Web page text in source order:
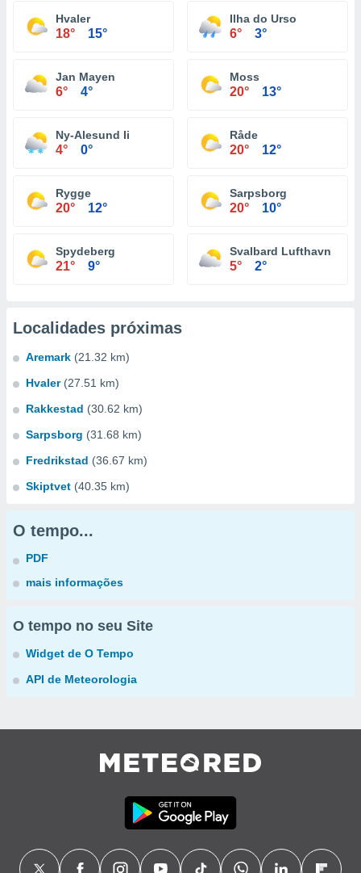
Hvaler
18° 15°
Ilha do Urso
6° 3°
Jan Mayen
6° 4°
Moss
20° 13°
Ny-Alesund Ii
4° 0°
Råde
20° 12°
Rygge
20° 12°
Sarpsborg
20° 10°
Spydeberg
21° 9°
Svalbard Lufthavn
5° 2°
Localidades próximas
Aremark (21.32 km)
Hvaler (27.51 km)
Rakkestad (30.62 km)
Sarpsborg (31.68 km)
Fredrikstad (36.67 km)
Skiptvet (40.35 km)
O tempo...
PDF
mais informações
O tempo no seu Site
Widget de O Tempo
API de Meteorologia